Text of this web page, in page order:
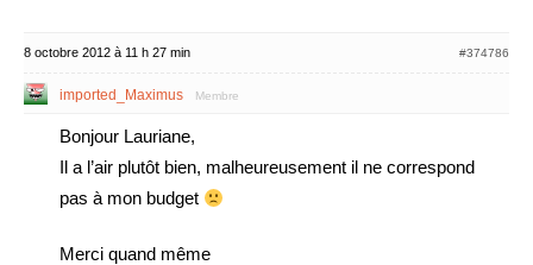
8 octobre 2012 à 11 h 27 min #374786
imported_Maximus Membre
Bonjour Lauriane,
Il a l’air plutôt bien, malheureusement il ne correspond
pas à mon budget
Merci quand même